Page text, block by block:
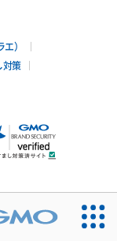
）
対策